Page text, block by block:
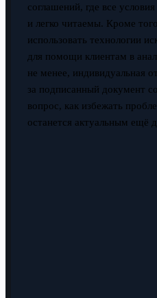
соглашений, где все
и легко читаемы. Кроме
использовать технологии
для помощи клиентам в
не менее, индивидуальная
за подписанный документ
вопрос, как избежать
останется актуальным ещё